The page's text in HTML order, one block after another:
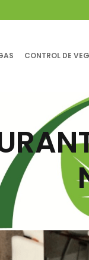
CONTROL DE